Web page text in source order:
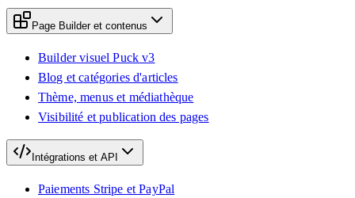
Page Builder et contenus
Builder visuel Puck v3
Blog et catégories d'articles
Thème, menus et médiathèque
Visibilité et publication des pages
Intégrations et API
Paiements Stripe et PayPal